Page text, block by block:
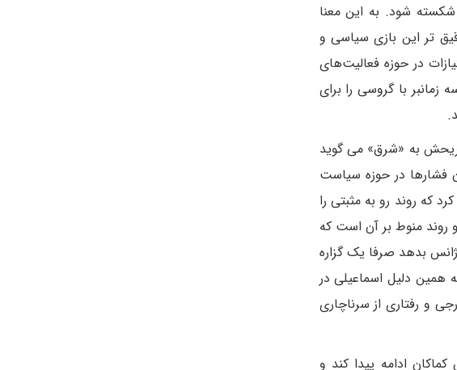
شکسته شود. به این معنا
تر این بازی سیاسی و
در حوزه فعالیت‌های
با گروسی را برای
به «شرق» می گوید
فشارها در حوزه سیاست
که روند رو به مثبتی را
روند منوط بر آن است که
بدهد صرفا یک گزاره
همین دلیل اسماعیلی در
و رفتاری از سرناچاری
ادامه پیدا کند و